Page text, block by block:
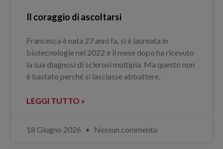
Il coraggio di ascoltarsi
Francesca è nata 27 anni fa, si è laureata in
biotecnologie nel 2022 e il mese dopo ha ricevuto
la sua diagnosi di sclerosi multipla. Ma questo non
è bastato perché si lasciasse abbattere.
LEGGI TUTTO »
18 Giugno 2026 Nessun commento